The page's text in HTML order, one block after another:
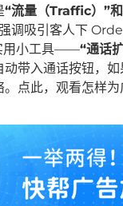
“流量（Traffic）”
调吸引客人下
用小工具——“通话
带入通话按钮，
点此，观看怎样